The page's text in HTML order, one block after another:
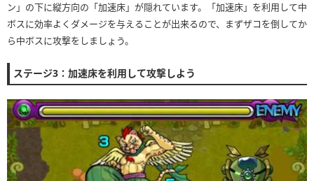
ン」の下に縦方向の「加速床」が隠れています。「加速床」を利用して中
ボスに効率よくダメージを与えることが出来るので、まずザコを倒してか
ら中ボスに攻撃をしましょう。
ステージ3：加速床を利用して攻撃しよう